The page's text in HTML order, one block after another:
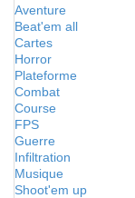
Aventure
Beat'em all
Cartes
Horror
Plateforme
Combat
Course
FPS
Guerre
Infiltration
Musique
Shoot'em up